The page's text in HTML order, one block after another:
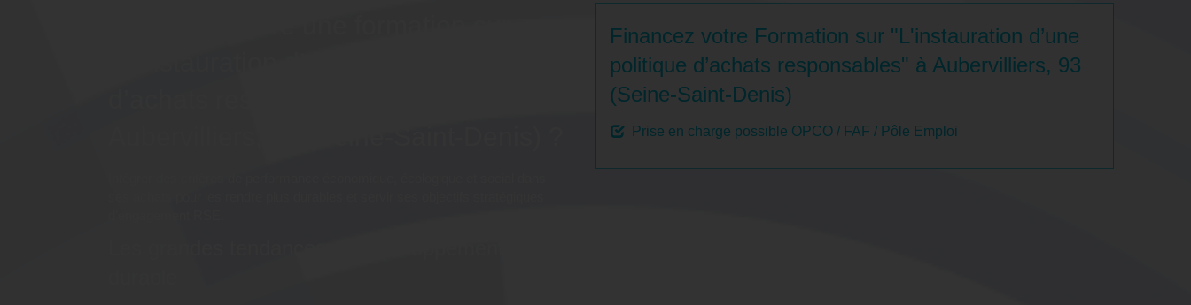
Financez votre Formation sur "L'instauration d’une
politique d’achats responsables" à Aubervilliers, 93
(Seine-Saint-Denis)
Prise en charge possible OPCO / FAF / Pôle Emploi